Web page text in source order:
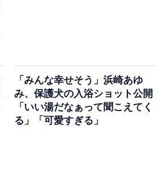
「みんな幸せそう」浜崎あゆ
み、保護犬の入浴ショット公開
「いい湯だなぁって聞こえてく
る」「可愛すぎる」